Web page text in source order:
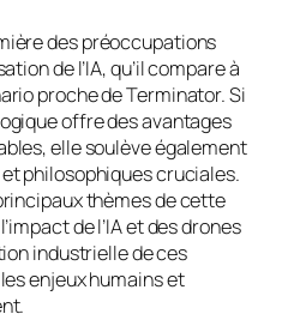
des préoccupations
de l’IA, qu’il compare à
proche de Terminator. Si
offre des avantages
elle soulève également
philosophiques cruciales.
thèmes de cette
de l’IA et des drones
industrielle de ces
enjeux humains et